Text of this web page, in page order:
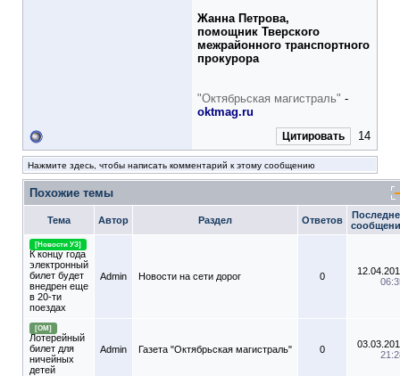
Жанна Петрова,
помощник Тверского
межрайонного транспортного
прокурора
"Октябрьская магистраль" -
oktmag.ru
Цитировать 14
Нажмите здесь, чтобы написать комментарий к этому сообщению
Похожие темы
Тема Автор Раздел Ответов
[Новости УЗ]
К концу года
электронный
билет будет
внедрен еще
в 20-ти
поездах
Admin Новости на сети дорог 0
[ОМ]
Лотерейный
билет для
ничейных
детей
Admin Газета "Октябрьская магистраль" 0